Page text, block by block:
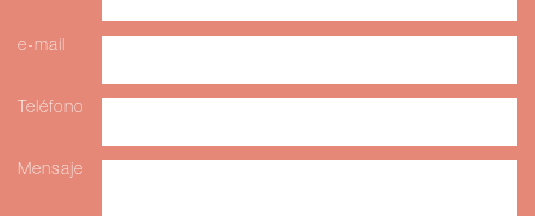
e-mail
Teléfono
Mensaje